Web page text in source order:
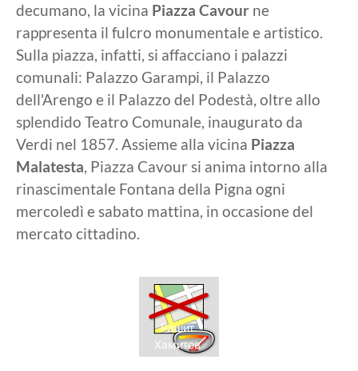
decumano, la vicina Piazza Cavour ne
rappresenta il fulcro monumentale e artistico.
Sulla piazza, infatti, si affacciano i palazzi
comunali: Palazzo Garampi, il Palazzo
dell'Arengo e il Palazzo del Podestà, oltre allo
splendido Teatro Comunale, inaugurato da
Verdi nel 1857. Assieme alla vicina Piazza
Malatesta, Piazza Cavour si anima intorno alla
rinascimentale Fontana della Pigna ogni
mercoledì e sabato mattina, in occasione del
mercato cittadino.
Рашит
Хамитов